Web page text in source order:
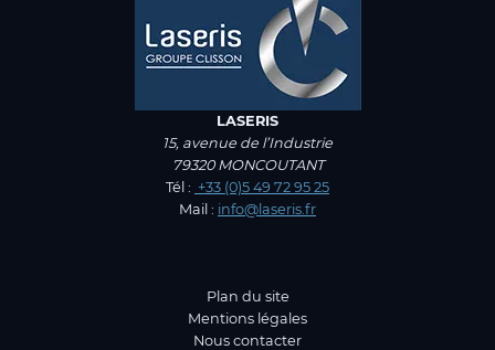
LASERIS
15, avenue de l’Industrie
79320 MONCOUTANT
Tél : +33 (0)5 49 72 95 25
Mail : info@laseris.fr
Plan du site
Mentions légales
Nous contacter